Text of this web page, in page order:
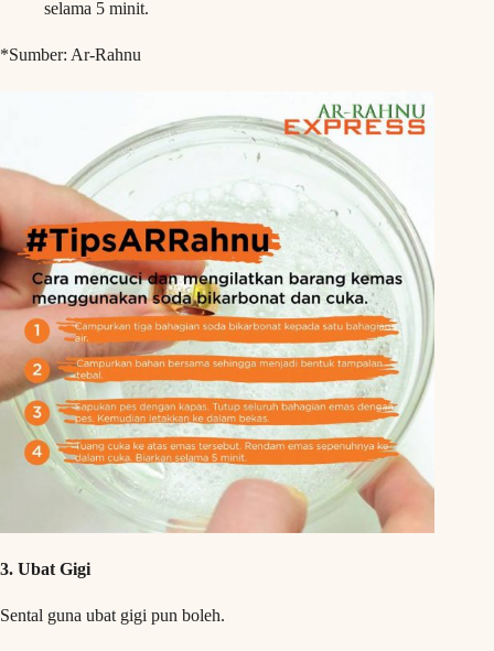
selama 5 minit.
*Sumber: Ar-Rahnu
3. Ubat Gigi
Sental guna ubat gigi pun boleh.